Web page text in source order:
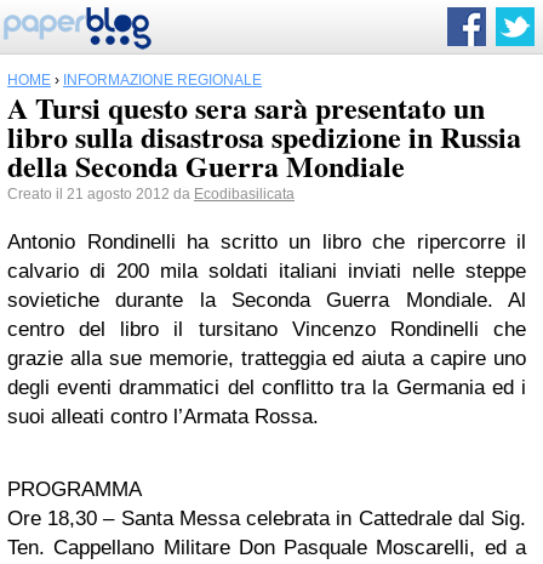
HOME › INFORMAZIONE REGIONALE
A Tursi questo sera sarà presentato un
libro sulla disastrosa spedizione in Russia
della Seconda Guerra Mondiale
Creato il 21 agosto 2012 da Ecodibasilicata
Antonio Rondinelli ha scritto un libro che ripercorre il
calvario di 200 mila soldati italiani inviati nelle steppe
sovietiche durante la Seconda Guerra Mondiale. Al
centro del libro il tursitano Vincenzo Rondinelli che
grazie alla sue memorie, tratteggia ed aiuta a capire uno
degli eventi drammatici del conflitto tra la Germania ed i
suoi alleati contro l’Armata Rossa.
PROGRAMMA
Ore 18,30 – Santa Messa celebrata in Cattedrale dal Sig.
Ten. Cappellano Militare Don Pasquale Moscarelli, ed a